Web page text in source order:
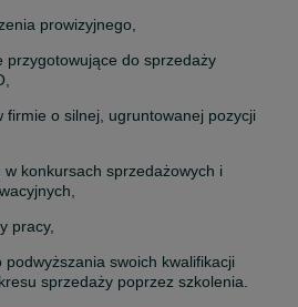
prowizyjnego,
przygotowujące do sprzedaży
firmie o silnej, ugruntowanej pozycji
w konkursach sprzedażowych i
pracy,
podwyższania swoich kwalifikacji
sprzedaży poprzez szkolenia.